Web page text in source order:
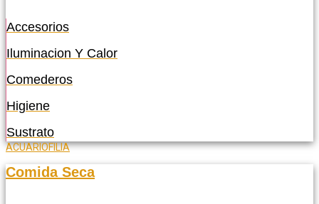
Accesorios
Iluminacion Y Calor
Comederos
Higiene
Sustrato
ACUARIOFILIA
Comida Seca